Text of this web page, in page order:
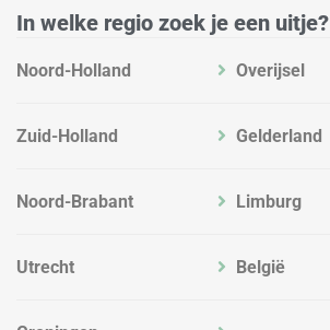
In welke regio zoek je een uitje?
Noord-Holland
Zuid-Holland
Noord-Brabant
Utrecht
Overijsel
Gelderland
Limburg
België